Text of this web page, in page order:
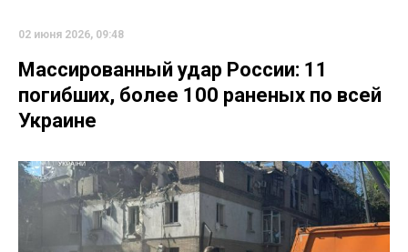
02 июня 2026, 09:48
Массированный удар России: 11
погибших, более 100 раненых по всей
Украине